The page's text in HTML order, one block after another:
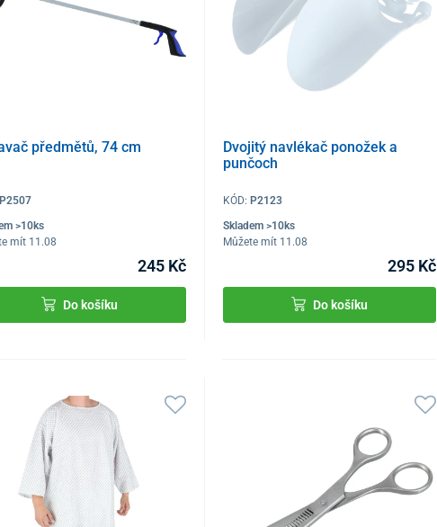
předmětů, 74 cm
P2507
>10ks
mít 11.08
245 Kč
Do košíku
Dvojitý navlékač ponožek a
punčoch
KÓD: P2123
Skladem >10ks
Můžete mít 11.08
295 Kč
Do košíku